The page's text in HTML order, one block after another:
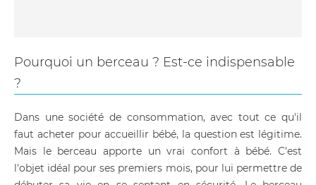
Pourquoi un berceau ? Est-ce indispensable
?
Dans une société de consommation, avec tout ce qu'il
faut acheter pour accueillir bébé, la question est légitime.
Mais le berceau apporte un vrai confort à bébé. C'est
l'objet idéal pour ses premiers mois, pour lui permettre de